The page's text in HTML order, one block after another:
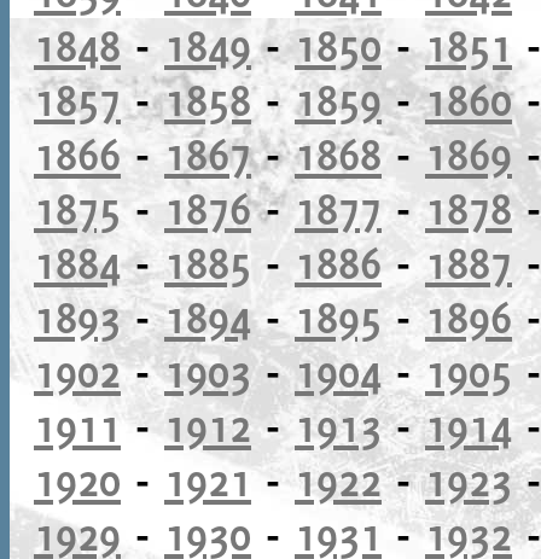
1848 - 1849-1850-1851
1857-1858-1859-1860
1866 - 1867-1868-1869
1875 - 1876-1877- 1878
1884-1885 - 1886- 1887
1893-1894-1895- 1896
1902-1903-1904- 1905
1911 -1912- 1913-1914
1920 - 1921-1922-1923
1929 - 1930 - 1931 -1932